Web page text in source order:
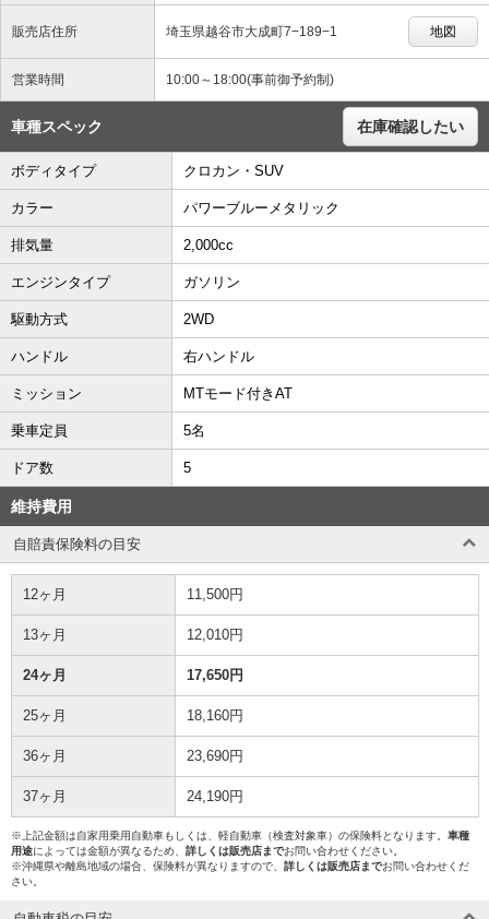
販売店住所 埼玉県越谷市大成町7−189−1 地図
営業時間 10:00～18:00(事前御予約制)
車種スペック 在庫確認したい
ボディタイプ クロカン・SUV
カラー パワーブルーメタリック
排気量 2,000cc
エンジンタイプ ガソリン
駆動方式 2WD
ハンドル 右ハンドル
ミッション MTモード付きAT
乗車定員 5名
ドア数 5
維持費用
自賠責保険料の目安
12ヶ月 11,500円
13ヶ月 12,010円
24ヶ月 17,650円
25ヶ月 18,160円
36ヶ月 23,690円
37ヶ月 24,190円
※上記金額は自家用乗用自動車もしくは、軽自動車（検査対象車）の保険料となります。 車種
用途によっては金額が異なるため、 詳しくは販売店までお問い合わせください。
※沖縄県や離島地域の場合、保険料が異なりますので、 詳しくは販売店までお問い合わせくだ
さい。